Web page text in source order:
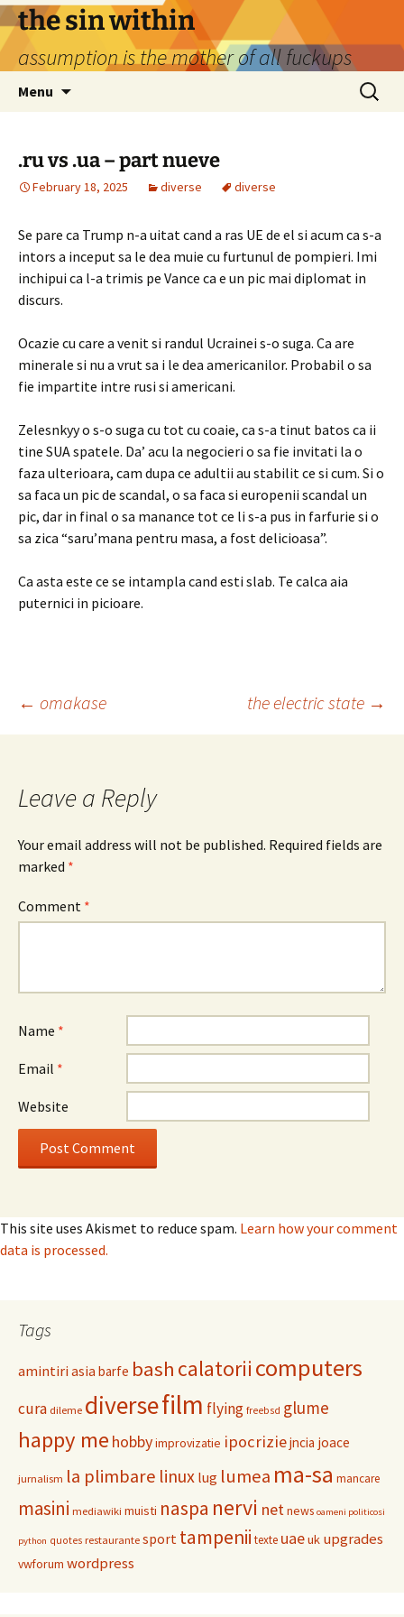
Skip
to
content
the sin within
assumption is the mother of all fuckups
Menu
Search
for:
.ru vs .ua – part nueve
February 18, 2025 diverse diverse
Se pare ca Trump n-a uitat cand a ras UE de el si acum ca s-a
intors a inceput sa le dea muie cu furtunul de pompieri. Imi
inchipui ca l-a trimis pe Vance ca e un pic mai diplomat in
discurs.
Ocazie cu care a venit si randul Ucrainei s-o suga. Ca are
minerale si nu a vrut sa i le dea americanilor. Probabil o sa
fie impartite intre rusi si americani.
Zelesnkyy o s-o suga cu tot cu coaie, ca s-a tinut batos ca ii
tine SUA spatele. Da’ acu la negocieri o sa fie invitati la o
faza ulterioara, cam dupa ce adultii au stabilit ce si cum. Si o
sa faca un pic de scandal, o sa faca si europenii scandal un
pic, dar in final o sa manance tot ce li s-a pus in farfurie si o
sa zica “saru’mana pentru masa, a fost delicioasa”.
Ca asta este ce se intampla cand esti slab. Te calca aia
puternici in picioare.
Post
← omakase the electric state →
Leave a Reply
Your email address will not be published. Required fields are
marked *
Comment *
Name *
Email *
Website
This site uses Akismet to reduce spam. Learn how your comment
data is processed.
Tags
amintiriasia barfe bash calatorii computers
cura dileme diversefilm flying freebsd glume
happy me hobbyimprovizatie ipocriziejncia joace
jurnalism la plimbare linux lug lumea ma-sa mancare
masini mediawiki muisti naspa nervi netnews oameni politicosi
python quotes restaurante sport tampenii texte uaeuk upgrades
vwforum wordpress